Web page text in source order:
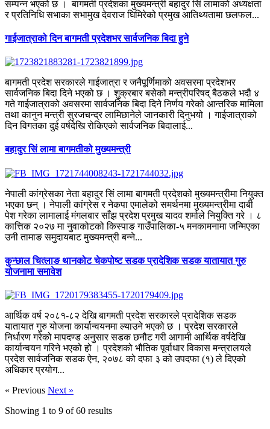
सम्पन्न भएको छ । बागमती प्रदेशका मुख्यमन्त्री बहादुर सिं लामाको अध्यक्षता
र प्रतिनिधि सभाका सभामुख देवराज घिमिरेको प्रमुख आतिथ्यतामा छलफल...
गाईजात्राको दिन बागमती प्रदेशभर सार्वजनिक बिदा हुने
बागमती प्रदेश सरकारले गाईजात्रा र जनैपूर्णिमाको अवसरमा प्रदेशभर
सार्वजनिक बिदा दिने भएको छ । शुक्रबार बसेको मन्त्रीपरिषद् बैठकले भदौ ४
गते गाईजात्राको अवसरमा सार्वजनिक बिदा दिने निर्णय गरेको आन्तरिक मामिला
तथा कानुन मन्त्री सुरजचन्द्र लामिछानेले जानकारी दिनुभयो । गाईजात्राको
दिन विगतका दुई वर्षदेखि रोकिएको सार्वजनिक बिदालाई...
बहादुर सिं लामा बागमतीको मुख्यमन्त्री
नेपाली कांग्रेसका नेता बहादुर सिं लामा बागमती प्रदेशको मुख्यमन्त्रीमा नियुक्त
भएका छन् । नेपाली कांग्रेस र नेकपा एमालेको समर्थनमा मुख्यमन्त्रीमा दाबी
पेश गरेका लामालाई मंगलबार साँझ प्रदेश प्रमुख यादव शर्माले नियुक्ति गरे । ८
कात्तिक २०२७ मा नुवाकोटको किस्पाङ गाउँपालिका-५ मनकामनामा जन्मिएका
उनी तामाङ समुदायबाट मुख्यमन्त्री बन्ने...
कुन्छाल चित्लाङ थानकोट चेकपोष्ट सडक प्रादेशिक सडक यातायात गुरु
योजनामा समावेश
आर्थिक वर्ष २०८१-८२ देखि बागमती प्रदेश सरकारले प्रादेशिक सडक
यातायात गुरु योजना कार्यान्वयनमा ल्याउने भएको छ । प्रदेश सरकारले
निर्धारण गरेको मापदण्ड अनुसार सडक छनौट गरी आगामी आर्थिक वर्षदेखि
कार्यान्वयन गरिने भएको हो । प्रदेशको भौतिक पूर्वाधार विकास मन्त्रालयले
प्रदेश सार्वजनिक सडक ऐन, २०७८ को दफा ३ को उपदफा (१) ले दिएको
अधिकार प्रयोग...
« Previous Next »
Showing 1 to 9 of60 results